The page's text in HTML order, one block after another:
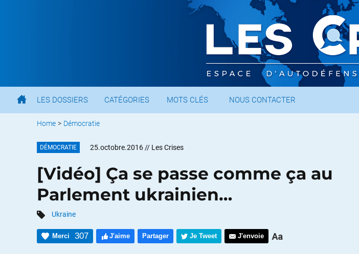
LES DOSSIERS CATÉGORIES MOTS CLÉS NOUS CONTACTER
Home > Démocratie
DÉMOCRATIE 25.octobre.2016 // Les Crises
[Vidéo] Ça se passe comme ça au
Parlement ukrainien…
Ukraine
Merci 307 J'aime Partager Je Tweet J'envoie